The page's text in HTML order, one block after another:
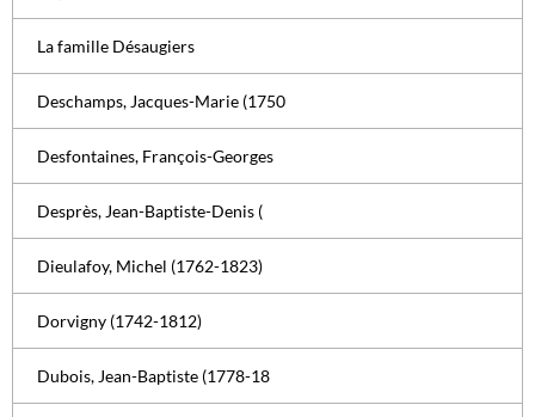
La famille Désaugiers
Deschamps, Jacques-Marie (1750
Desfontaines, François-Georges
Desprès, Jean-Baptiste-Denis (
Dieulafoy, Michel (1762-1823)
Dorvigny (1742-1812)
Dubois, Jean-Baptiste (1778-18